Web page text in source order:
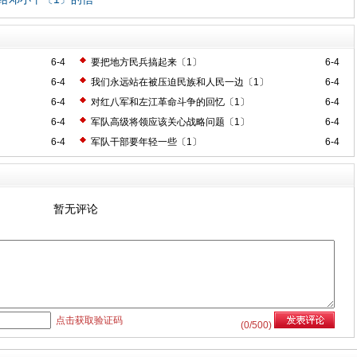
6-4 6-4
要把地方民兵搞起来〔1〕
6-4
6-4
我们永远站在被压迫民族和人民一边〔1〕
6-4
6-4
对红八军和左江革命斗争的回忆〔1〕
6-4
6-4
军队高级将领应该关心战略问题〔1〕
6-4
6-4
军队干部要年轻一些〔1〕
暂无评论
(0/500)
点击获取验证码